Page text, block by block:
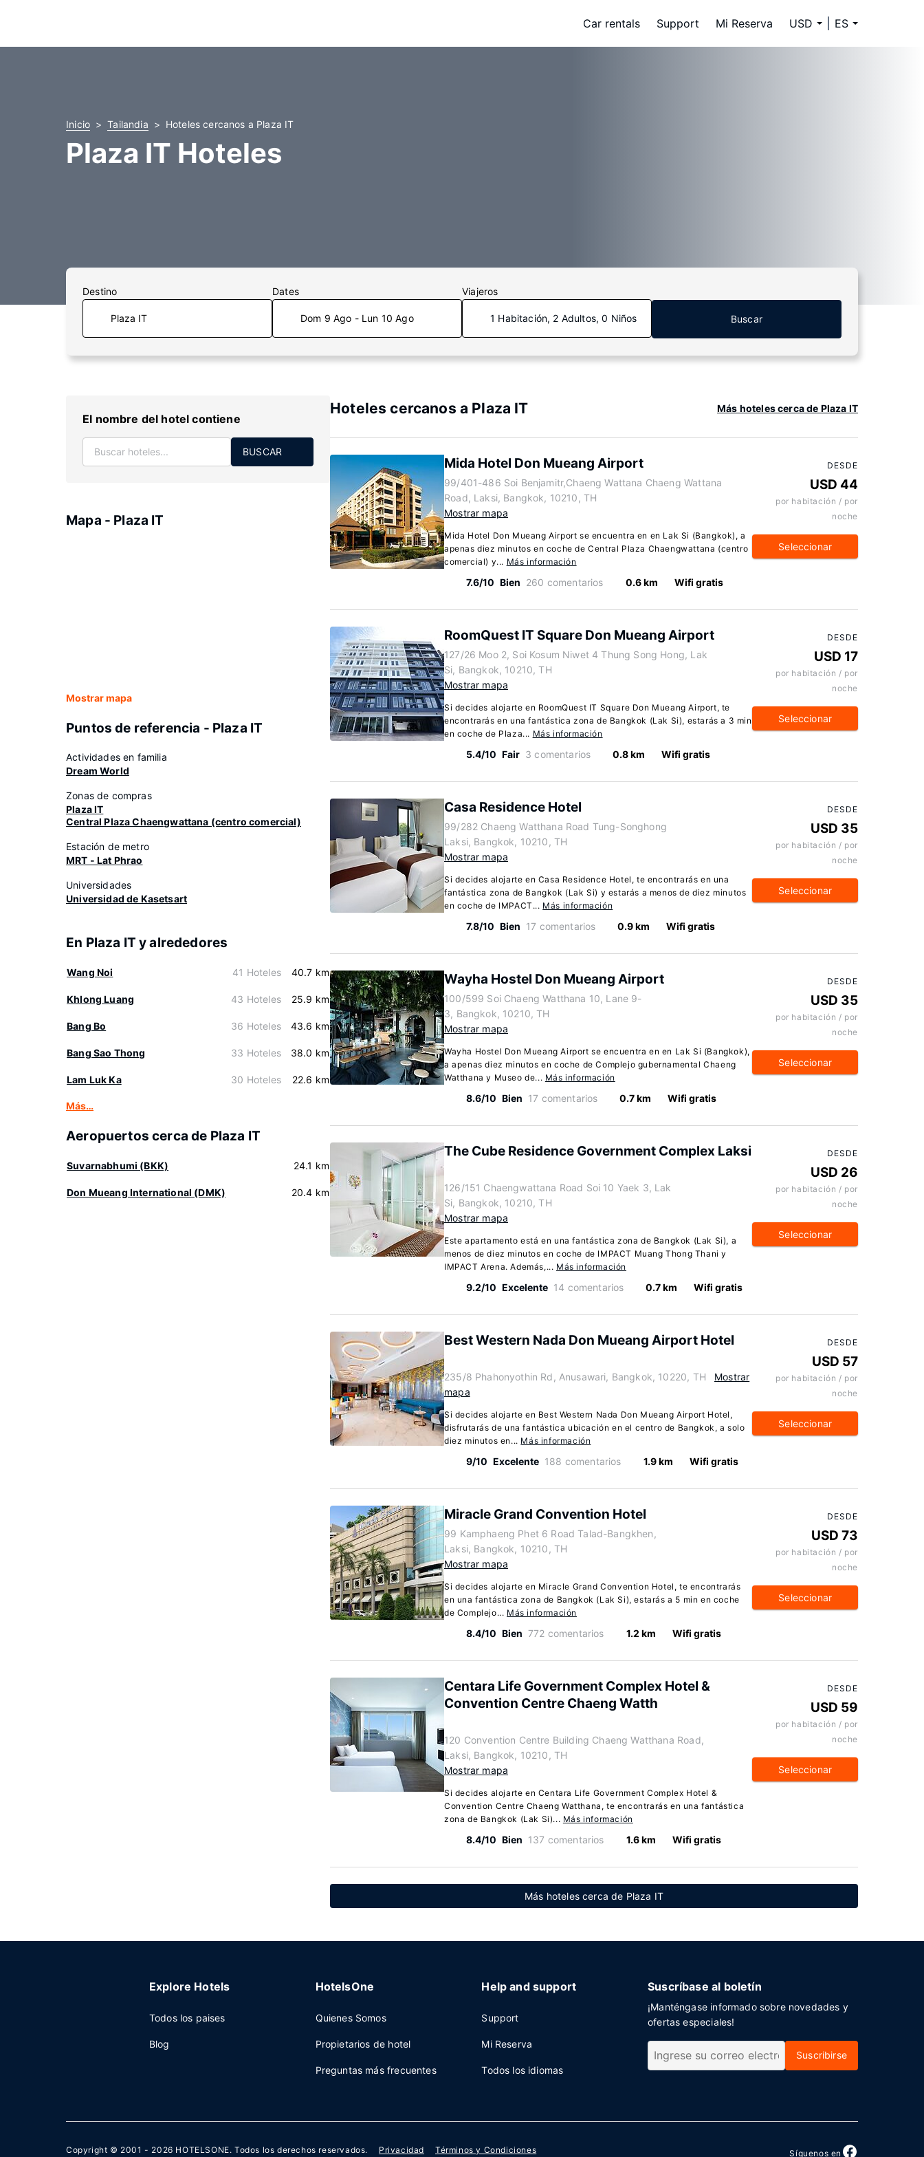
Car rentals Support Mi Reserva USD ES
Inicio Tailandia Hoteles cercanos a Plaza IT
Plaza IT Hoteles
Destino Dates
Dom 9 Ago - Lun 10 Ago
Viajeros
1 Habitación, 2 Adultos, 0 Niños Buscar
El nombre del hotel contiene
BUSCAR
Mapa - Plaza IT
Mostrar mapa
Puntos de referencia - Plaza IT
Actividades en familia
Dream World
Zonas de compras
Plaza IT
Central Plaza Chaengwattana (centro comercial)
Estación de metro
MRT - Lat Phrao
Universidades
Universidad de Kasetsart
En Plaza IT y alrededores
Wang Noi 41 Hoteles 40.7 km
Khlong Luang 43 Hoteles 25.9 km
Bang Bo 36 Hoteles 43.6 km
Bang Sao Thong 33 Hoteles 38.0 km
Lam Luk Ka 30 Hoteles 22.6 km
Más…
Aeropuertos cerca de Plaza IT
Suvarnabhumi (BKK) 24.1 km
Don Mueang International (DMK) 20.4 km
Hoteles cercanos a Plaza IT Más hoteles cerca de Plaza IT
Mida Hotel Don Mueang Airport
99/401-486 Soi Benjamitr,Chaeng Wattana Chaeng Wattana
Road, Laksi, Bangkok, 10210, TH
Mostrar mapa
Mida Hotel Don Mueang Airport se encuentra en en Lak Si (Bangkok), a
apenas diez minutos en coche de Central Plaza Chaengwattana (centro
comercial) y... Más información
7.6/10 Bien 260 comentarios 0.6 km Wifi gratis
DESDE
USD 44
por habitación / por
noche
Seleccionar
RoomQuest IT Square Don Mueang Airport
127/26 Moo 2, Soi Kosum Niwet 4 Thung Song Hong, Lak
Si, Bangkok, 10210, TH
Mostrar mapa
Si decides alojarte en RoomQuest IT Square Don Mueang Airport, te
encontrarás en una fantástica zona de Bangkok (Lak Si), estarás a 3 min
en coche de Plaza... Más información
5.4/10 Fair 3 comentarios 0.8 km Wifi gratis
DESDE
USD 17
por habitación / por
noche
Seleccionar
Casa Residence Hotel
99/282 Chaeng Watthana Road Tung-Songhong
Laksi, Bangkok, 10210, TH
Mostrar mapa
Si decides alojarte en Casa Residence Hotel, te encontrarás en una
fantástica zona de Bangkok (Lak Si) y estarás a menos de diez minutos
en coche de IMPACT... Más información
7.8/10 Bien 17 comentarios 0.9 km Wifi gratis
DESDE
USD 35
por habitación / por
noche
Seleccionar
Wayha Hostel Don Mueang Airport
100/599 Soi Chaeng Watthana 10, Lane 9-
3, Bangkok, 10210, TH
Mostrar mapa
Wayha Hostel Don Mueang Airport se encuentra en en Lak Si (Bangkok),
a apenas diez minutos en coche de Complejo gubernamental Chaeng
Watthana y Museo de... Más información
8.6/10 Bien 17 comentarios 0.7 km Wifi gratis
DESDE
USD 35
por habitación / por
noche
Seleccionar
The Cube Residence Government Complex Laksi
126/151 Chaengwattana Road Soi 10 Yaek 3, Lak
Si, Bangkok, 10210, TH
Mostrar mapa
Este apartamento está en una fantástica zona de Bangkok (Lak Si), a
menos de diez minutos en coche de IMPACT Muang Thong Thani y
IMPACT Arena. Además,... Más información
9.2/10 Excelente 14 comentarios 0.7 km Wifi gratis
DESDE
USD 26
por habitación / por
noche
Seleccionar
Best Western Nada Don Mueang Airport Hotel
235/8 Phahonyothin Rd, Anusawari, Bangkok, 10220, TH
Mostrar
mapa
Si decides alojarte en Best Western Nada Don Mueang Airport Hotel,
disfrutarás de una fantástica ubicación en el centro de Bangkok, a solo
diez minutos en... Más información
9/10 Excelente 188 comentarios 1.9 km Wifi gratis
DESDE
USD 57
por habitación / por
noche
Seleccionar
Miracle Grand Convention Hotel
99 Kamphaeng Phet 6 Road Talad-Bangkhen,
Laksi, Bangkok, 10210, TH
Mostrar mapa
Si decides alojarte en Miracle Grand Convention Hotel, te encontrarás
en una fantástica zona de Bangkok (Lak Si), estarás a 5 min en coche
de Complejo... Más información
8.4/10 Bien 772 comentarios 1.2 km Wifi gratis
DESDE
USD 73
por habitación / por
noche
Seleccionar
Centara Life Government Complex Hotel &
Convention Centre Chaeng Watth
120 Convention Centre Building Chaeng Watthana Road,
Laksi, Bangkok, 10210, TH
Mostrar mapa
Si decides alojarte en Centara Life Government Complex Hotel &
Convention Centre Chaeng Watthana, te encontrarás en una fantástica
zona de Bangkok (Lak Si)... Más información
8.4/10 Bien 137 comentarios 1.6 km Wifi gratis
DESDE
USD 59
por habitación / por
noche
Seleccionar
Más hoteles cerca de Plaza IT
Explore Hotels
Todos los paises
Blog
HotelsOne
Quienes Somos
Propietarios de hotel
Preguntas más frecuentes
Help and support
Support
Mi Reserva
Todos los idiomas
Suscríbase al boletín
¡Manténgase informado sobre novedades y
ofertas especiales!
Suscribirse
Copyright © 2001 - 2026 HOTELSONE. Todos los derechos reservados. Privacidad Términos y Condiciones Síguenos en